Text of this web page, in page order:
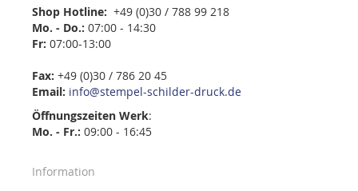
Shop Hotline: +49 (0)30 / 788 99 218
Mo. - Do.: 07:00 - 14:30
Fr: 07:00-13:00
Fax: +49 (0)30 / 786 20 45
Email: info@stempel-schilder-druck.de
Öffnungszeiten Werk:
Mo. - Fr.: 09:00 - 16:45
Information